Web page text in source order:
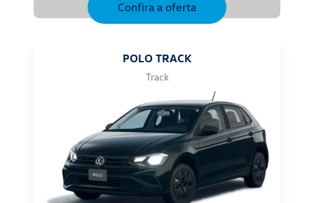
Confira a oferta
POLO TRACK
Track